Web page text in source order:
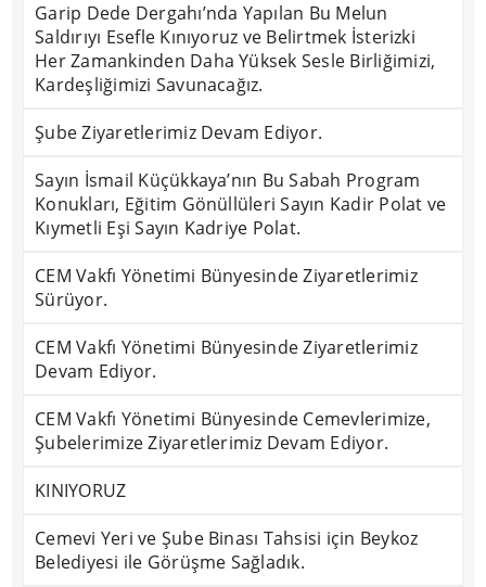
Garip Dede Dergahı’nda Yapılan Bu Melun
Saldırıyı Esefle Kınıyoruz ve Belirtmek İsterizki
Her Zamankinden Daha Yüksek Sesle Birliğimizi,
Kardeşliğimizi Savunacağız.
Şube Ziyaretlerimiz Devam Ediyor.
Sayın İsmail Küçükkaya’nın Bu Sabah Program
Konukları, Eğitim Gönüllüleri Sayın Kadir Polat ve
Kıymetli Eşi Sayın Kadriye Polat.
CEM Vakfı Yönetimi Bünyesinde Ziyaretlerimiz
Sürüyor.
CEM Vakfı Yönetimi Bünyesinde Ziyaretlerimiz
Devam Ediyor.
CEM Vakfı Yönetimi Bünyesinde Cemevlerimize,
Şubelerimize Ziyaretlerimiz Devam Ediyor.
KINIYORUZ
Cemevi Yeri ve Şube Binası Tahsisi için Beykoz
Belediyesi ile Görüşme Sağladık.